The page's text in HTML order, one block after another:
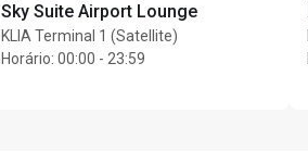
Sky Suite Airport Lounge
KLIA Terminal 1 (Satellite)
Horário: 00:00 - 23:59